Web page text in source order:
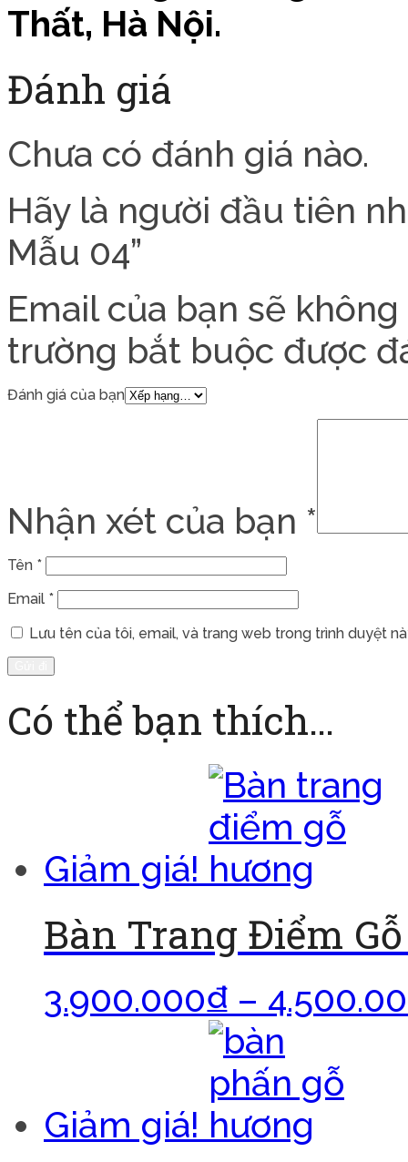
Thất, Hà Nội.
Đánh giá
Chưa có đánh giá nào.
Hãy là người đầu tiên
Mẫu 04”
Email của bạn sẽ
trường bắt buộc được
Đánh giá của bạn
Nhận xét của bạn *
Tên *
Email *
Lưu tên của tôi, email, và trang web trong trình duyệt
Có thể bạn thích…
Giảm giá!
Bàn Trang Điểm
3.900.000₫ –
Giảm giá!